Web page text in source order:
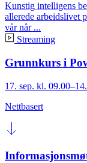
Kunstig intelligens
allerede arbeidslivet
vår når ...
Streaming
Grunnkurs i
17. sep. kl.
Nettbasert